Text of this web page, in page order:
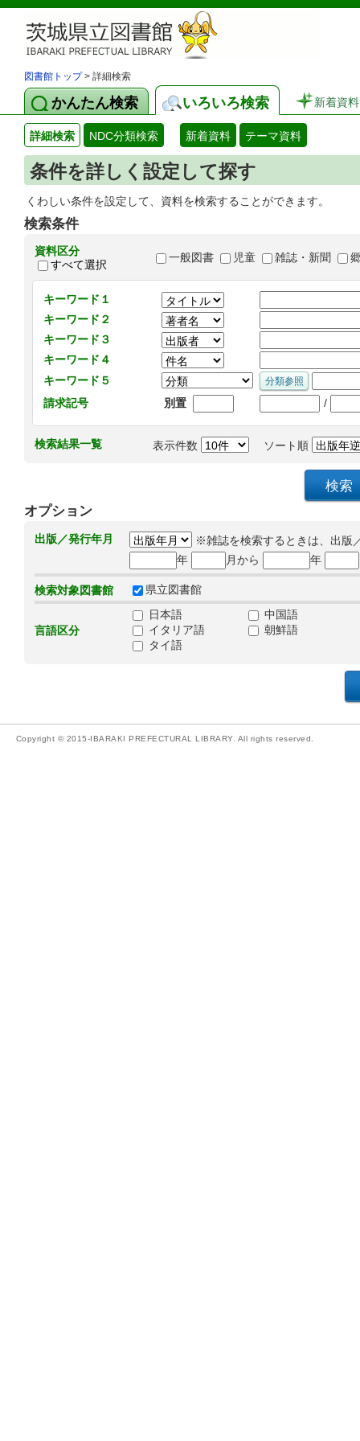
図書館トップ> 詳細検索
かんたん検索 いろいろ検索 新着資料
詳細検索 NDC分類検索 新着資料 テーマ資料
条件を詳しく設定して探す
くわしい条件を設定して、資料を検索することができます。
検索条件
資料区分
すべて選択
一般図書 児童 雑誌・新聞
キーワード１
キーワード２
キーワード３
キーワード４
キーワード５
請求記号
別置 /
検索結果一覧 表示件数 ソート順
オプション
出版／発行年月
※雑誌を検索するときは、出版
年
月から 年
検索対象図書館 県立図書館
言語区分
日本語
中国語
イタリア語
朝鮮語
タイ語
Copyright © 2015-IBARAKI PREFECTURAL LIBRARY. All rights reserved.